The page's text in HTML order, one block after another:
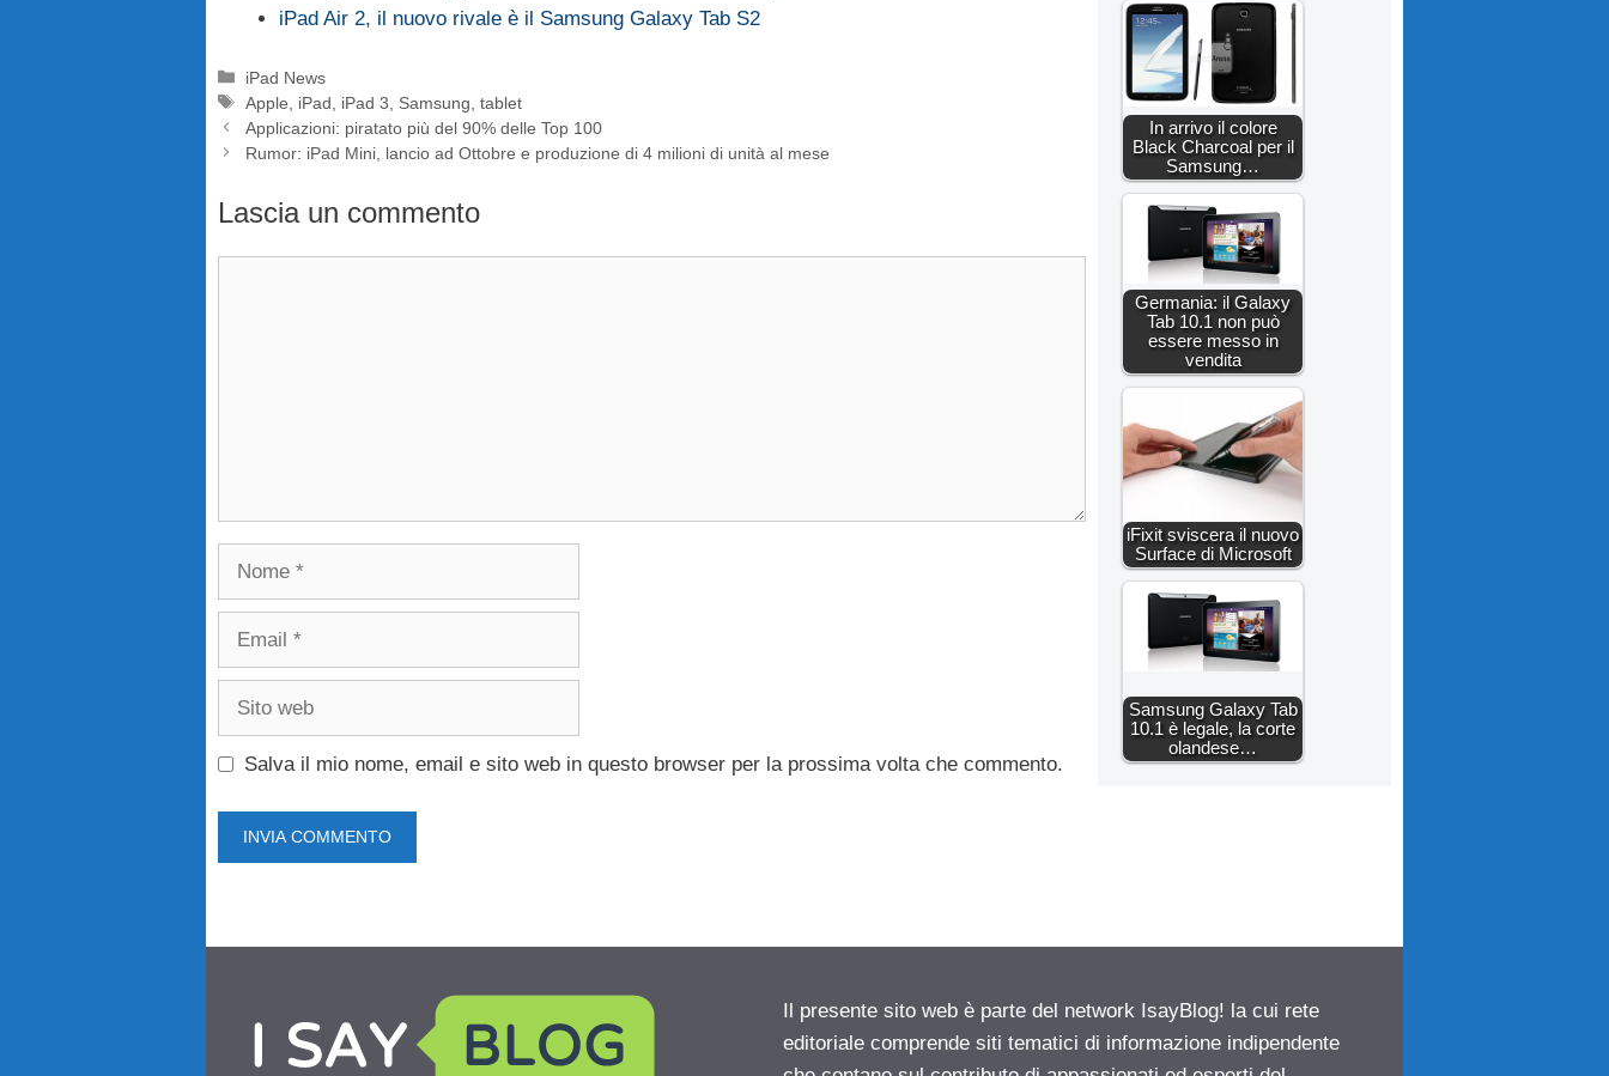
iPad Air 2, il nuovo rivale è il Samsung Galaxy Tab S2
Categorie
iPad News
Tag
Apple iPad iPad 3 Samsung ,tablet
Applicazioni: piratato più del 90% delle Top 100
Rumor: iPad Mini, lancio ad Ottobre e produzione di 4 milioni di unità al mese
Lascia un commento
Nome
Email
Sito
Salva il mio nome, email e sito web in questo browser per la prossima volta che commento.
In arrivo il colore
Black Charcoal per il
Samsung…
Germania: il Galaxy
Tab 10.1 non può
essere messo in
vendita
iFixit sviscera il nuovo
Surface di Microsoft
Samsung Galaxy Tab
10.1 è legale, la corte
olandese…
Il presente sito web è parte del network IsayBlog! la cui rete
editoriale comprende siti tematici di informazione indipendente